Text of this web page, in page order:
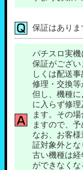
保証はありま
パチスロ実機
保証がござ
しくは配送
修理・交換等
但し、機種
に入らず修
ます。その
ますので、予
なお、お客
証対象外と
古い機種は
ができなく